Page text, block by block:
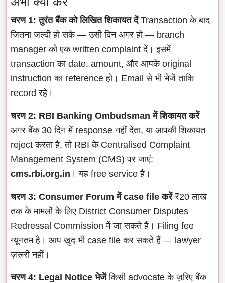
चरण 1: तुरंत बैंक को लिखित शिकायत देंTransaction के बाद
जितना जल्दी हो सके — उसी दिन अगर हो — branch
manager को एक written complaint दें। इसमें
transaction का date, amount, और आपके original
instruction का reference हो। Email से भी भेजें ताकि
record रहे।
चरण 2: RBI Banking Ombudsman में शिकायत करें
अगर बैंक 30 दिन में response नहीं देता, या आपकी शिकायत
reject करता है, तो RBI के Centralised Complaint
Management System (CMS) पर जाएं:
cms.rbi.org.in । यह free service है।
चरण 3: Consumer Forum में case file करें₹20 लाख
तक के मामलों के लिए District Consumer Disputes
Redressal Commission में जा सकते हैं। Filing fee
न्यूनतम है। आप खुद भी case file कर सकते हैं — lawyer
ज़रूरी नहीं।
चरण 4: Legal Notice भेजेंकिसी advocate के ज़रिए बैंक